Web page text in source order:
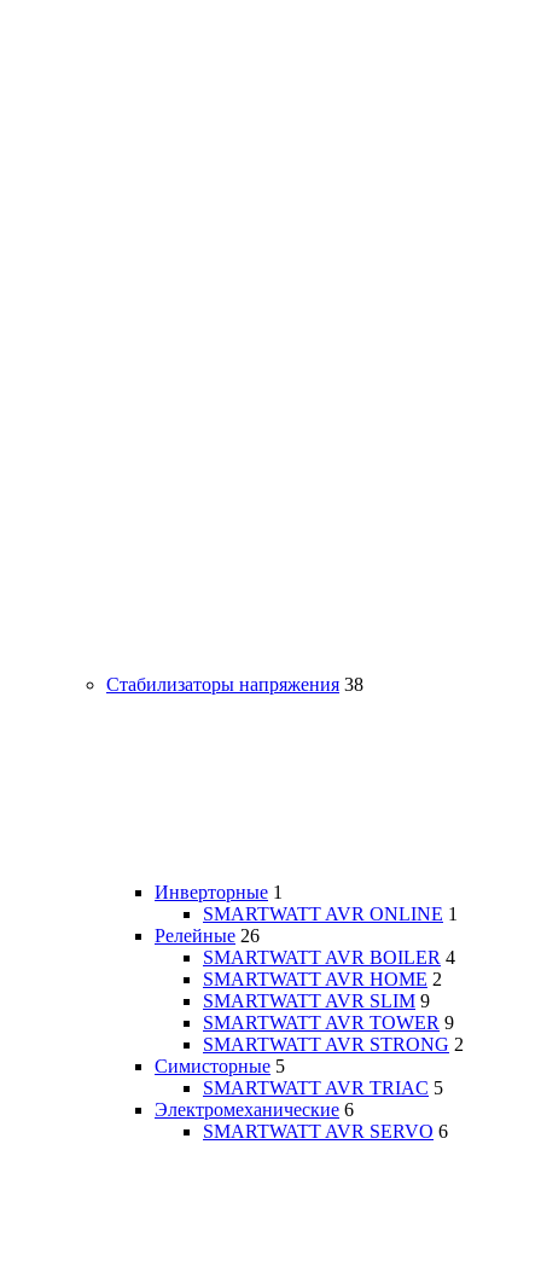
Стабилизаторы напряжения 38
Инверторные 1
SMARTWATT AVR ONLINE 1
Релейные 26
SMARTWATT AVR BOILER 4
SMARTWATT AVR HOME 2
SMARTWATT AVR SLIM 9
SMARTWATT AVR TOWER 9
SMARTWATT AVR STRONG 2
Симисторные 5
SMARTWATT AVR TRIAC 5
Электромеханические 6
SMARTWATT AVR SERVO 6